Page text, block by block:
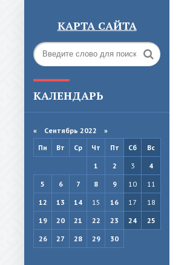
КАРТА САЙТА
КАЛЕНДАРЬ
« Сентябрь 2022 »
Пн
Вт Ср Чт Пт Сб
Вс
1
2 3
4
5
6 7 8 9 10
11
12
13 14 15 16 17
18
19
20 21 22 23 24
25
26
27 28 29 30